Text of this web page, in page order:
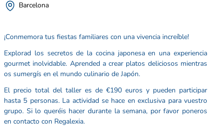
Barcelona
¡Conmemora tus fiestas familiares con una vivencia increíble!
Explorad los secretos de la cocina japonesa en una experiencia
gourmet inolvidable. Aprended a crear platos deliciosos mientras
os sumergís en el mundo culinario de Japón.
El precio total del taller es de €190 euros y pueden participar
hasta 5 personas. La actividad se hace en exclusiva para vuestro
grupo. Si lo queréis hacer durante la semana, por favor poneros
en contacto con Regalexia.